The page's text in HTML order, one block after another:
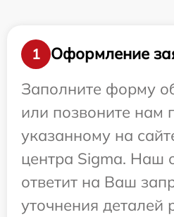
1
Оформление
Заполните форму
или позвоните нам
указанному на
центра Sigma. Наш
ответит на Ваш
уточнения деталей